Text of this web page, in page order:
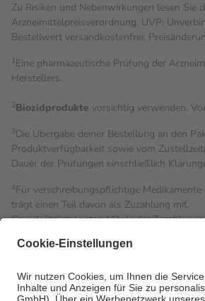
Zu Risiken und Nebenwirkungen lesen Sie
Arzneimittelpreisverordnung. UVP:
Bestell­wert versand­kosten­frei.
1Eine pharmazeutische Prüfung der
Herstellers.
2Biozidprodukte vorsichtig verwenden.
3Die Übergabe deiner Bestellung an den
Produktverfügbarkeit sowie vom
Dauer der Prüfungen einschließlich
4Für verschreibungspflichtige
trägt einen Teil davon als Zuzahlung mit.
Grundsätzlich leisten Mitglieder
Diese Regeln gelten grundsätzlich auch für
Um das Engagement der Versicherten für
• Kindern und Jugendlichen bis zum